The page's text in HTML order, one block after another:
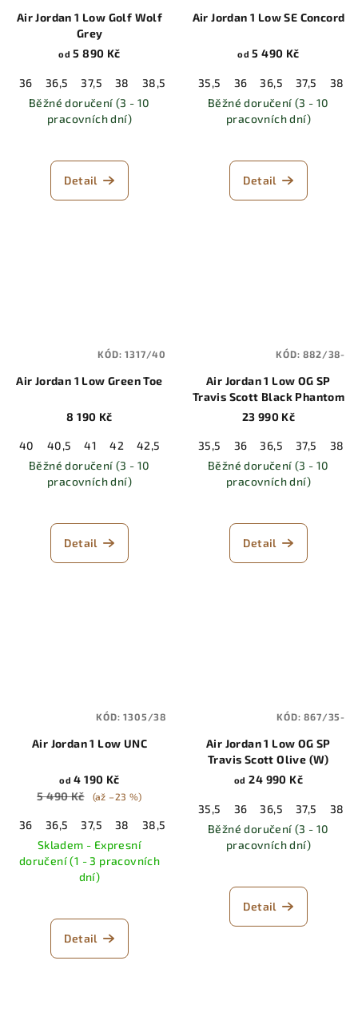
Air Jordan 1 Low Golf Wolf
Grey
od 5 890 Kč
36 36,5 37,5 38 38,5 40 40,5 41 42
42,5
Běžné doručení (3 - 10
pracovních dní)
Detail
Air Jordan 1 Low SE Concord
od 5 490 Kč
35,5 36 36,5 37,5 38
Běžné doručení (3 - 10
pracovních dní)
Detail
Air Jordan 1 Low Green Toe
8 190 Kč
40 40,5 41 42 42,5 44 44,5 45 45,5 46
Běžné doručení (3 - 10
pracovních dní)
Detail
KÓD:1317/40
Air Jordan 1 Low OG SP
Travis Scott Black Phantom
23 990 Kč
35,5 36 36,5 37,5 38
Běžné doručení (3 - 10
pracovních dní)
Detail
KÓD:882/38-
Air Jordan 1 Low UNC
od 4 190 Kč
5 490 Kč
(až –23 %)
36 36,5 37,5 38 38,5 40 40,5 41 42
42,5
Skladem - Expresní
doručení (1 - 3 pracovních
dní)
Detail
KÓD:1305/38
Air Jordan 1 Low OG SP
Travis Scott Olive (W)
od 24 990 Kč
35,5 36 36,5 37,5 38
Běžné doručení (3 - 10
pracovních dní)
Detail
KÓD:867/35-